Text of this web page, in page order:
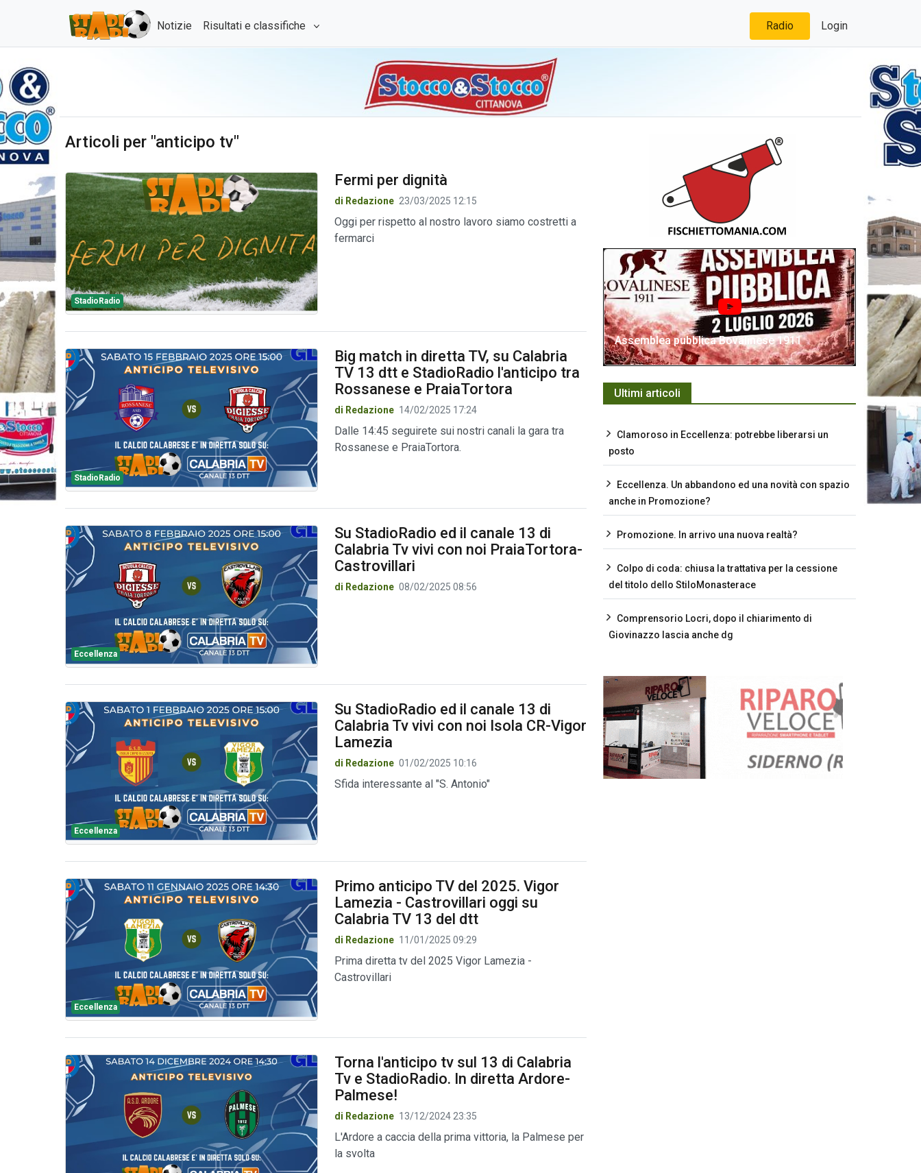
Notizie Risultati e classifiche Radio Login
Articoli per "anticipo tv"
StadioRadio
Fermi per dignità
di Redazione 23/03/2025 12:15
Oggi per rispetto al nostro lavoro siamo costretti a
fermarci
StadioRadio
Big match in diretta TV, su Calabria
TV 13 dtt e StadioRadio l'anticipo tra
Rossanese e PraiaTortora
di Redazione 14/02/2025 17:24
Dalle 14:45 seguirete sui nostri canali la gara tra
Rossanese e PraiaTortora.
Eccellenza
Su StadioRadio ed il canale 13 di
Calabria Tv vivi con noi PraiaTortora-
Castrovillari
di Redazione 08/02/2025 08:56
Eccellenza
Su StadioRadio ed il canale 13 di
Calabria Tv vivi con noi Isola CR-Vigor
Lamezia
di Redazione 01/02/2025 10:16
Sfida interessante al "S. Antonio"
Eccellenza
Primo anticipo TV del 2025. Vigor
Lamezia - Castrovillari oggi su
Calabria TV 13 del dtt
di Redazione 11/01/2025 09:29
Prima diretta tv del 2025 Vigor Lamezia -
Castrovillari
Torna l'anticipo tv sul 13 di Calabria
Tv e StadioRadio. In diretta Ardore-
Palmese!
di Redazione 13/12/2024 23:35
L'Ardore a caccia della prima vittoria, la Palmese per
la svolta
Assemblea pubblica Bovalinese 1911
Ultimi articoli
Clamoroso in Eccellenza: potrebbe liberarsi un
posto
Eccellenza. Un abbandono ed una novità con spazio
anche in Promozione?
Promozione. In arrivo una nuova realtà?
Colpo di coda: chiusa la trattativa per la cessione
del titolo dello StiloMonasterace
Comprensorio Locri, dopo il chiarimento di
Giovinazzo lascia anche dg